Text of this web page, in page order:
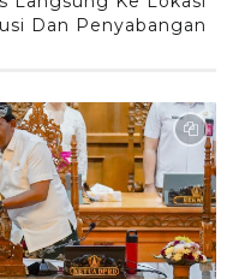
Dan Penyabangan